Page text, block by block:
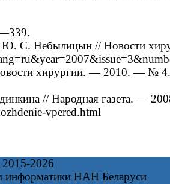
Ю. С. Небылицын // Новости
хирургии. — 2010. —
// Народная газета. —
vpered.html
2015-2026
информатики НАН Беларуси